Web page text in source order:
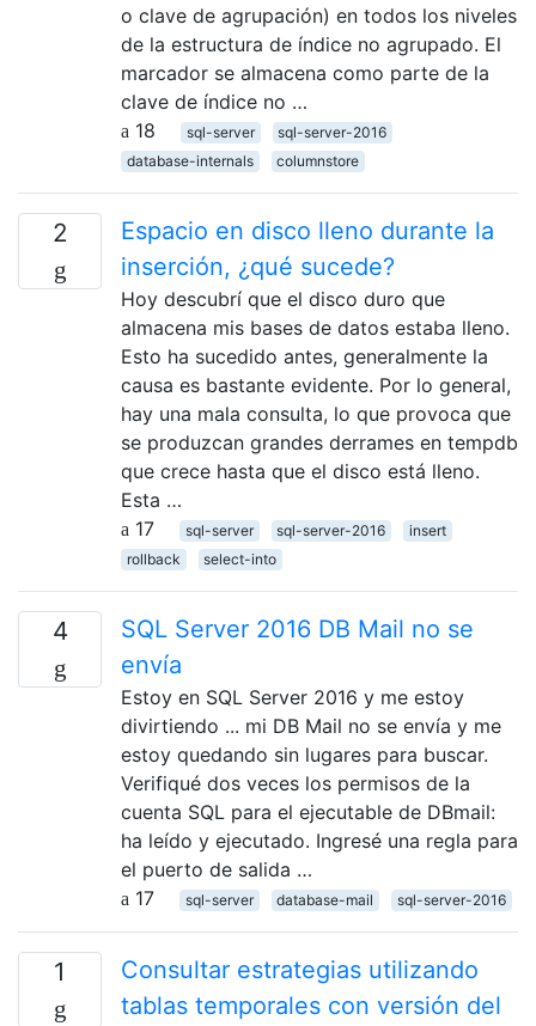
o clave de agrupación) en todos los niveles
de la estructura de índice no agrupado. El
marcador se almacena como parte de la
clave de índice no …
18
sql-server
sql-server-2016
database-internals
columnstore
2
Espacio en disco lleno durante la
inserción, ¿qué sucede?
Hoy descubrí que el disco duro que
almacena mis bases de datos estaba lleno.
Esto ha sucedido antes, generalmente la
causa es bastante evidente. Por lo general,
hay una mala consulta, lo que provoca que
se produzcan grandes derrames en tempdb
que crece hasta que el disco está lleno.
Esta …
17
sql-server sql-server-2016
insert
rollback
select-into
4
SQL Server 2016 DB Mail no se
envía
Estoy en SQL Server 2016 y me estoy
divirtiendo ... mi DB Mail no se envía y me
estoy quedando sin lugares para buscar.
Verifiqué dos veces los permisos de la
cuenta SQL para el ejecutable de DBmail:
ha leído y ejecutado. Ingresé una regla para
el puerto de salida …
17
sql-server database-mail sql-server-2016
1
Consultar estrategias utilizando
tablas temporales con versión del